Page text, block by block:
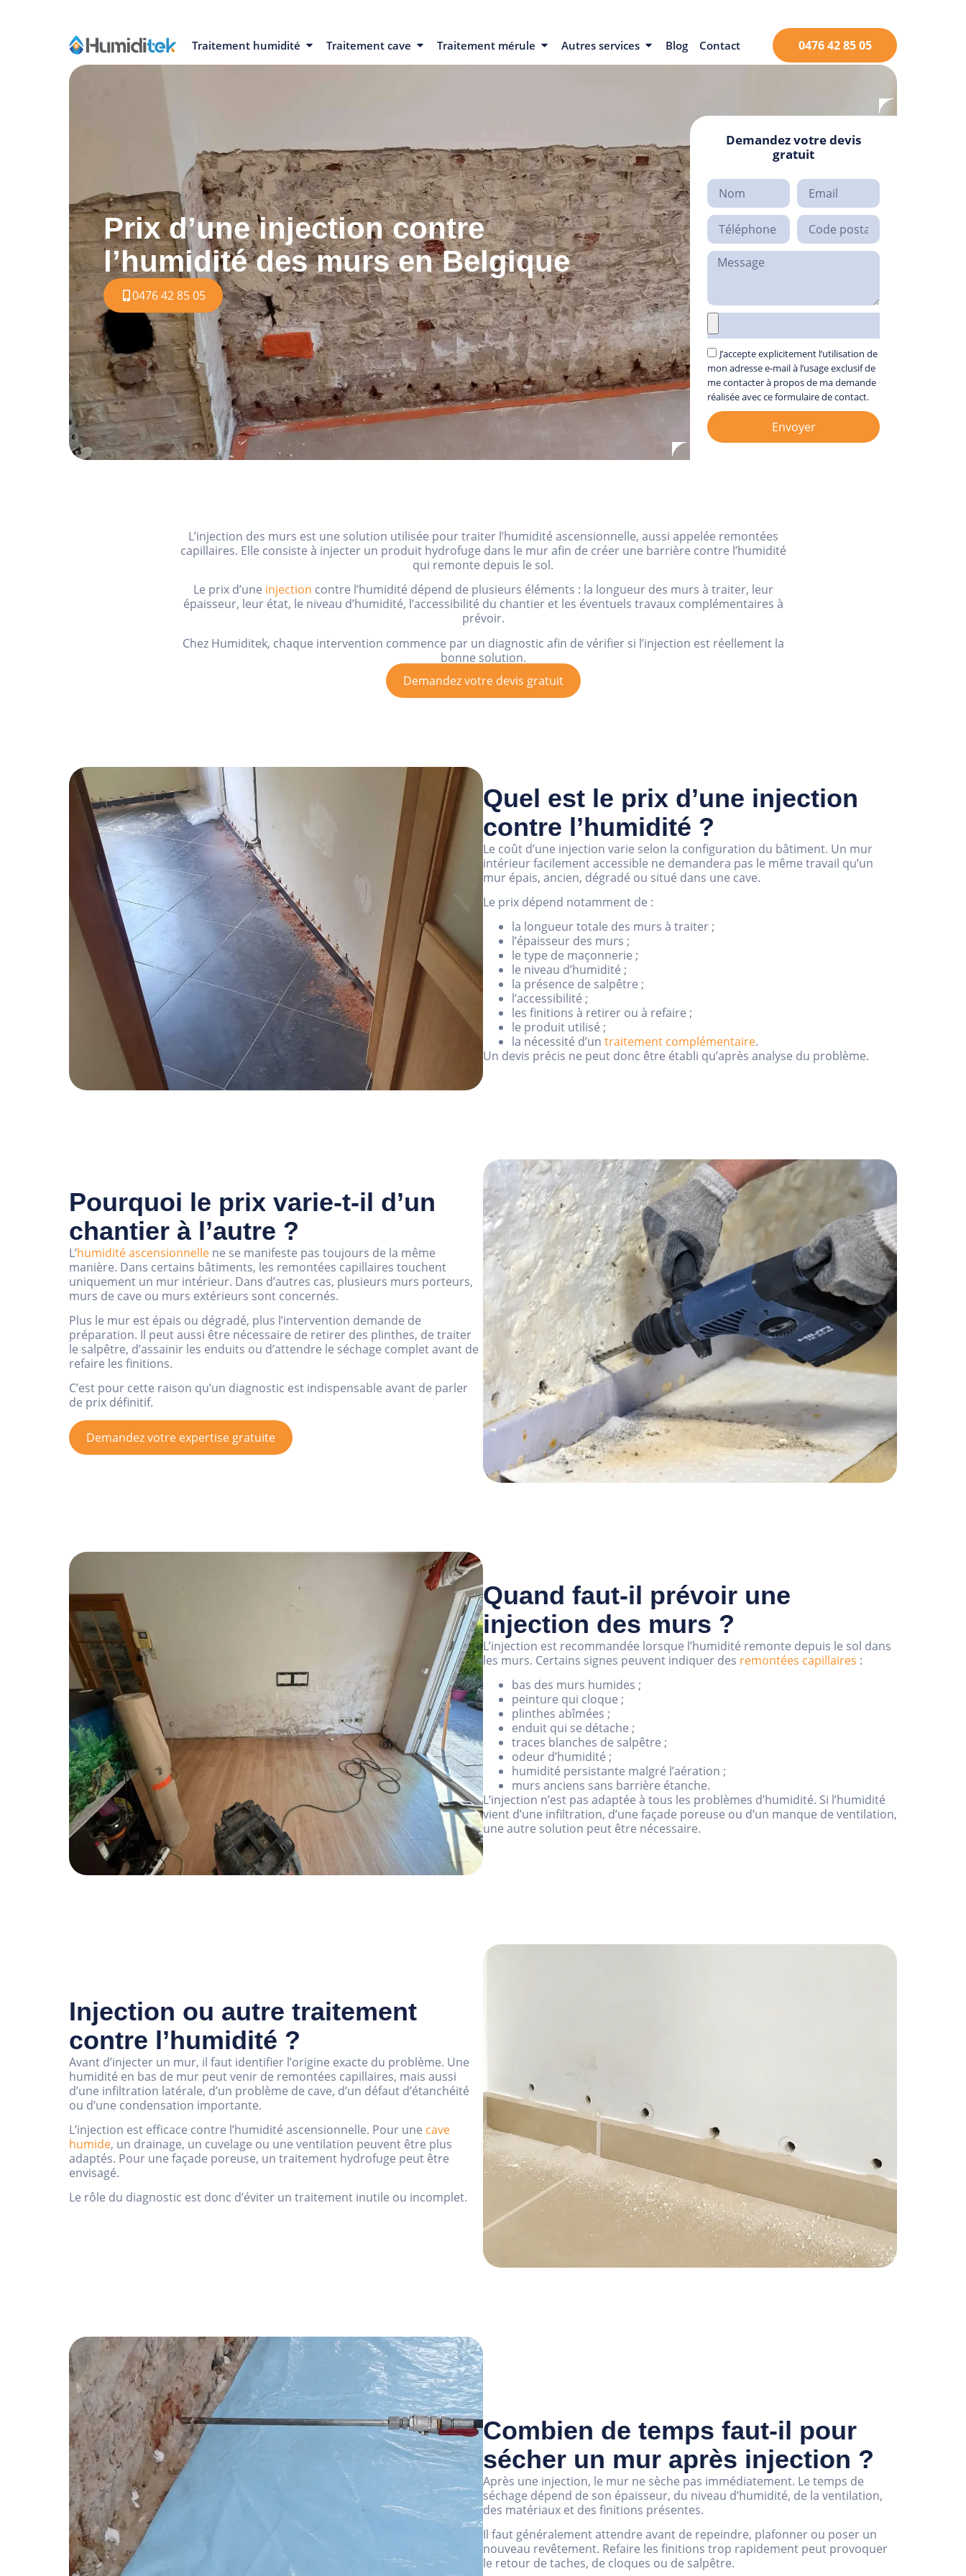
Traitement humidité Traitement cave Traitement mérule Autres services Blog Contact 0476 42 85 05
Prix d’une injection contre
l’humidité des murs en Belgique
0476 42 85 05
Demandez votre devis
gratuit
J’accepte explicitement l’utilisation de
mon adresse e‑mail à l’usage exclusif de
me contacter à propos de ma demande
réalisée avec ce formulaire de contact.
Envoyer
L’injection des murs est une solution utilisée pour traiter l’humidité ascensionnelle, aussi appelée remontées
capillaires. Elle consiste à injecter un produit hydrofuge dans le mur afin de créer une barrière contre l’humidité
qui remonte depuis le sol.
Le prix d’une injection contre l’humidité dépend de plusieurs éléments : la longueur des murs à traiter, leur
épaisseur, leur état, le niveau d’humidité, l’accessibilité du chantier et les éventuels travaux complémentaires à
prévoir.
Chez Humiditek, chaque intervention commence par un diagnostic afin de vérifier si l’injection est réellement la
bonne solution.
Demandez votre devis gratuit
Quel est le prix d’une injection
contre l’humidité ?
Le coût d’une injection varie selon la configuration du bâtiment. Un mur
intérieur facilement accessible ne demandera pas le même travail qu’un
mur épais, ancien, dégradé ou situé dans une cave.
Le prix dépend notamment de :
la longueur totale des murs à traiter ;
l’épaisseur des murs ;
le type de maçonnerie ;
le niveau d’humidité ;
la présence de salpêtre ;
l’accessibilité ;
les finitions à retirer ou à refaire ;
le produit utilisé ;
la nécessité d’un traitement complémentaire.
Un devis précis ne peut donc être établi qu’après analyse du problème.
Pourquoi le prix varie-t-il d’un
chantier à l’autre ?
L’humidité ascensionnelle ne se manifeste pas toujours de la même
manière. Dans certains bâtiments, les remontées capillaires touchent
uniquement un mur intérieur. Dans d’autres cas, plusieurs murs porteurs,
murs de cave ou murs extérieurs sont concernés.
Plus le mur est épais ou dégradé, plus l’intervention demande de
préparation. Il peut aussi être nécessaire de retirer des plinthes, de traiter
le salpêtre, d’assainir les enduits ou d’attendre le séchage complet avant de
refaire les finitions.
C’est pour cette raison qu’un diagnostic est indispensable avant de parler
de prix définitif.
Demandez votre expertise gratuite
Quand faut-il prévoir une
injection des murs ?
L’injection est recommandée lorsque l’humidité remonte depuis le sol dans
les murs. Certains signes peuvent indiquer des remontées capillaires :
bas des murs humides ;
peinture qui cloque ;
plinthes abîmées ;
enduit qui se détache ;
traces blanches de salpêtre ;
odeur d’humidité ;
humidité persistante malgré l’aération ;
murs anciens sans barrière étanche.
L’injection n’est pas adaptée à tous les problèmes d’humidité. Si l’humidité
vient d’une infiltration, d’une façade poreuse ou d’un manque de ventilation,
une autre solution peut être nécessaire.
Injection ou autre traitement
contre l’humidité ?
Avant d’injecter un mur, il faut identifier l’origine exacte du problème. Une
humidité en bas de mur peut venir de remontées capillaires, mais aussi
d’une infiltration latérale, d’un problème de cave, d’un défaut d’étanchéité
ou d’une condensation importante.
L’injection est efficace contre l’humidité ascensionnelle. Pour une cave
humide, un drainage, un cuvelage ou une ventilation peuvent être plus
adaptés. Pour une façade poreuse, un traitement hydrofuge peut être
envisagé.
Le rôle du diagnostic est donc d’éviter un traitement inutile ou incomplet.
Combien de temps faut-il pour
sécher un mur après injection ?
Après une injection, le mur ne sèche pas immédiatement. Le temps de
séchage dépend de son épaisseur, du niveau d’humidité, de la ventilation,
des matériaux et des finitions présentes.
Il faut généralement attendre avant de repeindre, plafonner ou poser un
nouveau revêtement. Refaire les finitions trop rapidement peut provoquer
le retour de taches, de cloques ou de salpêtre.